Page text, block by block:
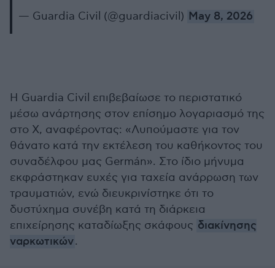
— Guardia Civil (@guardiacivil) May 8, 2026
Η Guardia Civil επιβεβαίωσε το περιστατικό
μέσω ανάρτησης στον επίσημο λογαριασμό της
στο X, αναφέροντας: «Λυπούμαστε για τον
θάνατο κατά την εκτέλεση του καθήκοντος του
συναδέλφου μας Germán». Στο ίδιο μήνυμα
εκφράστηκαν ευχές για ταχεία ανάρρωση των
τραυματιών, ενώ διευκρινίστηκε ότι το
δυστύχημα συνέβη κατά τη διάρκεια
επιχείρησης καταδίωξης σκάφους διακίνησης
ναρκωτικών.